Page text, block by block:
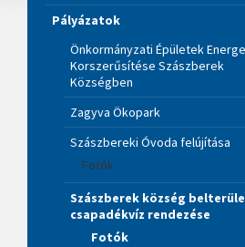
Pályázatok
Önkormányzati Épületek
Korszerűsítése Szászberek
Községben
Zagyva Ökopark
Szászbereki Óvoda felújítása
Fotók
Szászberek község
csapadékvíz rendezése
Fotók